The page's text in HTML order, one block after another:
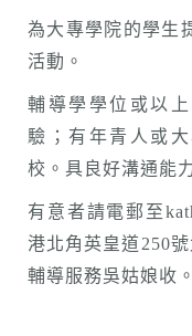
為大專學院的學生
活動。
輔導學學位或以
驗；有年青人或
校。具良好溝通能
有意者請電郵至
港北角英皇道250
輔導服務吳姑娘收。